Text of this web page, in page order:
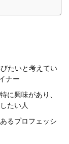
たいと考えてい
ナー
に興味があり、
たい人
るプロフェッシ